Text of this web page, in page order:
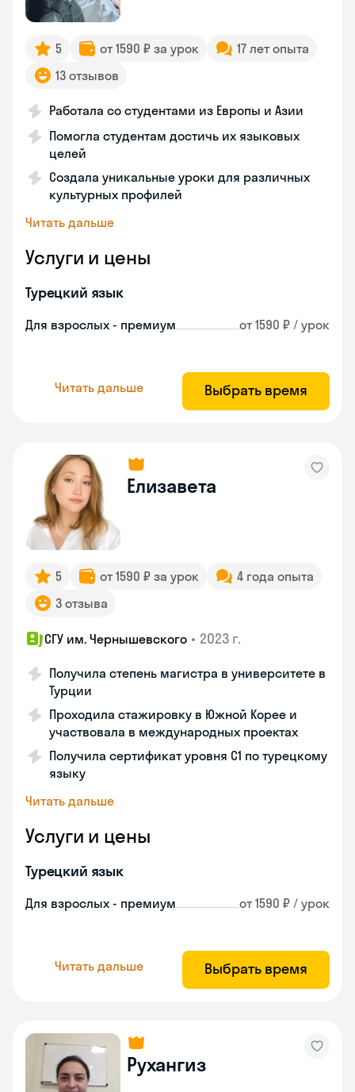
5 от 1590 ₽ за урок
17 лет опыта
13 отзывов
Работала со студентами из Европы и Азии
Помогла студентам достичь их языковых
целей
Создала уникальные уроки для различных
культурных профилей
Читать дальше
Услуги и цены
Турецкий язык
Для взрослых - премиум от 1590 ₽ / урок
Читать дальше Выбрать время
Елизавета
5 от 1590 ₽ за урок
4 года опыта
3 отзыва
СГУ им. Чернышевского • 2023 г.
Получила степень магистра в университете в
Турции
Проходила стажировку в Южной Корее и
участвовала в международных проектах
Получила сертификат уровня C1 по турецкому
языку
Читать дальше
Услуги и цены
Турецкий язык
Для взрослых - премиум от 1590 ₽ / урок
Читать дальше Выбрать время
Рухангиз